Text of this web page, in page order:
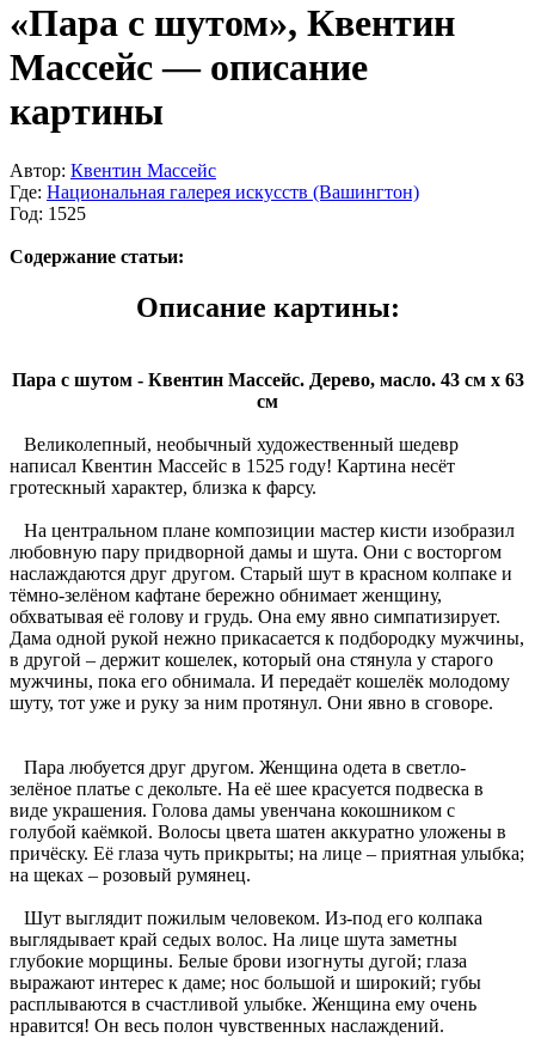
«Пара с шутом», Квентин
Массейс — описание
картины
Автор: Квентин Массейс
Где: Национальная галерея искусств (Вашингтон)
Год: 1525
Содержание статьи:
Описание картины:
Пара с шутом - Квентин Массейс. Дерево, масло. 43 см x 63
см
Великолепный, необычный художественный шедевр
написал Квентин Массейс в 1525 году! Картина несёт
гротескный характер, близка к фарсу.
На центральном плане композиции мастер кисти изобразил
любовную пару придворной дамы и шута. Они с восторгом
наслаждаются друг другом. Старый шут в красном колпаке и
тёмно-зелёном кафтане бережно обнимает женщину,
обхватывая её голову и грудь. Она ему явно симпатизирует.
Дама одной рукой нежно прикасается к подбородку мужчины,
в другой – держит кошелек, который она стянула у старого
мужчины, пока его обнимала. И передаёт кошелёк молодому
шуту, тот уже и руку за ним протянул. Они явно в сговоре.
Пара любуется друг другом. Женщина одета в светло-
зелёное платье с декольте. На её шее красуется подвеска в
виде украшения. Голова дамы увенчана кокошником с
голубой каёмкой. Волосы цвета шатен аккуратно уложены в
причёску. Её глаза чуть прикрыты; на лице – приятная улыбка;
на щеках – розовый румянец.
Шут выглядит пожилым человеком. Из-под его колпака
выглядывает край седых волос. На лице шута заметны
глубокие морщины. Белые брови изогнуты дугой; глаза
выражают интерес к даме; нос большой и широкий; губы
расплываются в счастливой улыбке. Женщина ему очень
нравится! Он весь полон чувственных наслаждений.